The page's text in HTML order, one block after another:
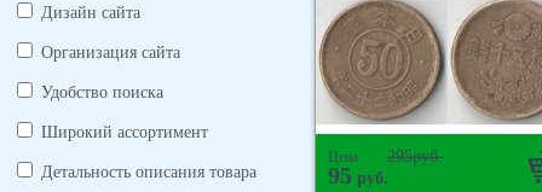
Дизайн сайта
Организация сайта
Удобство поиска
Широкий ассортимент
Детальность описания товара
Цена 295руб.
95 руб.